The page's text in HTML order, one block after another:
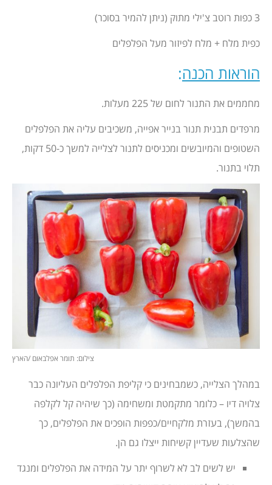
3 כפות רוטב צ'ילי מתוק (ניתן להמיר בסוכר)
כפית מלח + מלח לפיזור מעל הפלפלים
הוראות הכנה:
מחממים את התנור לחום של 225 מעלות.
מרפדים תבנית תנור בנייר אפייה, משכיבים עליה את הפלפלים
השטופים והמיובשים ומכניסים לתנור לצלייה למשך כ-50 דקות,
תלוי בתנור.
צילום: תומר אפלבאום /הארץ
במהלך הצלייה, כשמבחינים כי קליפת הפלפלים העליונה כבר
צלויה דיו – כלומר מתקמטת ומשחימה (כך שיהיה קל לקלפה
בהמשך), בעזרת מלקחיים/כפפות הופכים את הפלפלים, כך
שהצלעות שעדיין קשיחות ייצלו גם הן.
יש לשים לב לא לשרוף יתר על המידה את הפלפלים ומנגד